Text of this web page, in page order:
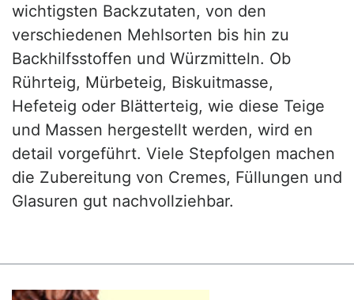
wichtigsten Backzutaten, von den
verschiedenen Mehlsorten bis hin zu
Backhilfsstoffen und Würzmitteln. Ob
Rührteig, Mürbeteig, Biskuitmasse,
Hefeteig oder Blätterteig, wie diese Teige
und Massen hergestellt werden, wird en
detail vorgeführt. Viele Stepfolgen machen
die Zubereitung von Cremes, Füllungen und
Glasuren gut nachvollziehbar.